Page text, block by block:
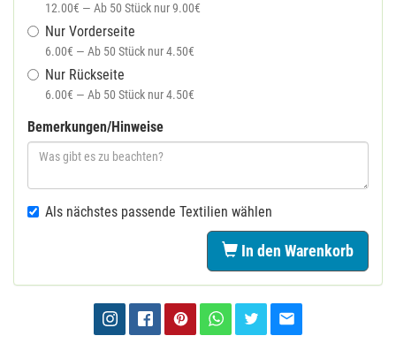
12.00€ — Ab 50 Stück nur 9.00€
Nur Vorderseite
6.00€ — Ab 50 Stück nur 4.50€
Nur Rückseite
6.00€ — Ab 50 Stück nur 4.50€
Bemerkungen/Hinweise
Als nächstes passende Textilien wählen
In den Warenkorb